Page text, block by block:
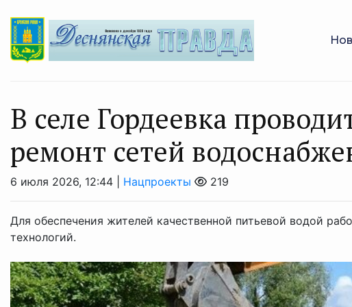
В селе Гордеевка
ремонт сетей
6 июля 2026, 12:44 | Нацпроекты 219
Для обеспечения жителей качественной питьевой водой
технологий.